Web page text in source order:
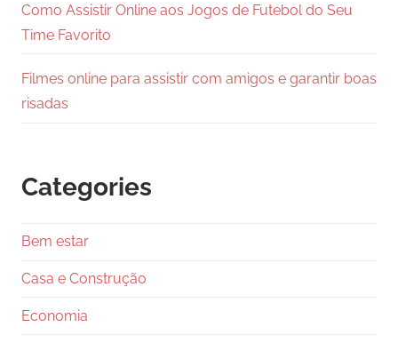
Como Assistir Online aos Jogos de Futebol do Seu
Time Favorito
Filmes online para assistir com amigos e garantir boas
risadas
Categories
Bem estar
Casa e Construção
Economia